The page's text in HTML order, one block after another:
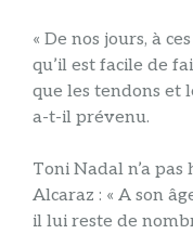
« De nos jours, à
qu’il est facile de
que les tendons et
a-t-il prévenu.
Toni Nadal n’a
Alcaraz : « A son
il lui reste de